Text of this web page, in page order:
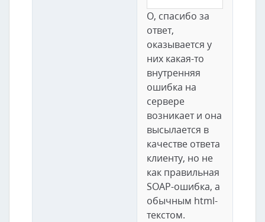
О, спасибо за
ответ,
оказывается у
них какая-то
внутренняя
ошибка на
сервере
возникает и она
высылается в
качестве ответа
клиенту, но не
как правильная
SOAP-ошибка, а
обычным html-
текстом.